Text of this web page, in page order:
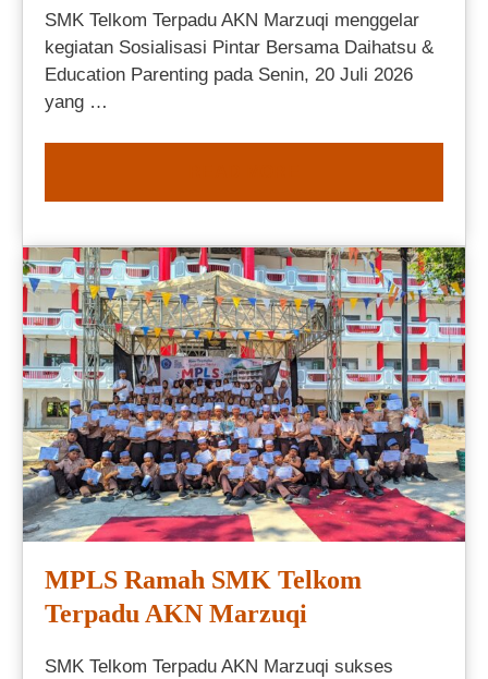
SMK Telkom Terpadu AKN Marzuqi menggelar
kegiatan Sosialisasi Pintar Bersama Daihatsu &
Education Parenting pada Senin, 20 Juli 2026
yang …
MPLS Ramah SMK Telkom
Terpadu AKN Marzuqi
SMK Telkom Terpadu AKN Marzuqi sukses